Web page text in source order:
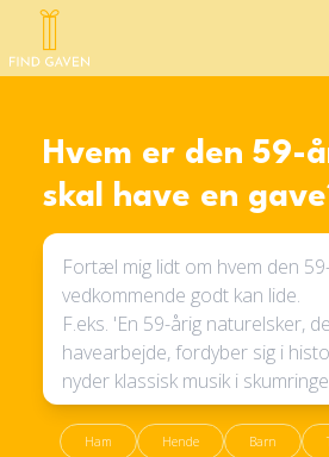
Hvem er den 59-
skal have en
Ham Hende Barn